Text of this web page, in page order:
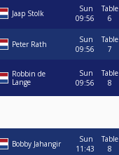
Jaap Stolk
Sun
09:56
Table
6
Peter Rath
Sun
09:56
Table
7
Robbin de
Lange
Sun
09:56
Table
8
Bobby Jahangir
Sun
11:43
Table
8